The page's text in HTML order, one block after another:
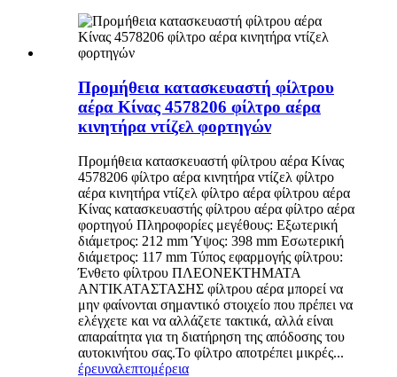
Προμήθεια κατασκευαστή φίλτρου
αέρα Κίνας 4578206 φίλτρο αέρα
κινητήρα ντίζελ φορτηγών
Προμήθεια κατασκευαστή φίλτρου αέρα Κίνας
4578206 φίλτρο αέρα κινητήρα ντίζελ φίλτρο
αέρα κινητήρα ντίζελ φίλτρο αέρα φίλτρου αέρα
Κίνας κατασκευαστής φίλτρου αέρα φίλτρο αέρα
φορτηγού Πληροφορίες μεγέθους: Εξωτερική
διάμετρος: 212 mm Ύψος: 398 mm Εσωτερική
διάμετρος: 117 mm Τύπος εφαρμογής φίλτρου:
Ένθετο φίλτρου ΠΛΕΟΝΕΚΤΗΜΑΤΑ
ΑΝΤΙΚΑΤΑΣΤΑΣΗΣ φίλτρου αέρα μπορεί να
μην φαίνονται σημαντικό στοιχείο που πρέπει να
ελέγχετε και να αλλάζετε τακτικά, αλλά είναι
απαραίτητα για τη διατήρηση της απόδοσης του
αυτοκινήτου σας.Το φίλτρο αποτρέπει μικρές...
έρευναλεπτομέρεια